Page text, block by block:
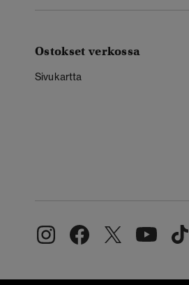
Ostokset verkossa
Sivukartta